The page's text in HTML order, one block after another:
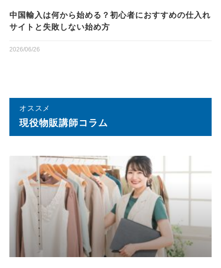
中国輸入は何から始める？初心者におすすめの仕入れ
サイトと失敗しない始め方
2026/06/26
オススメ
現役物販講師コラム